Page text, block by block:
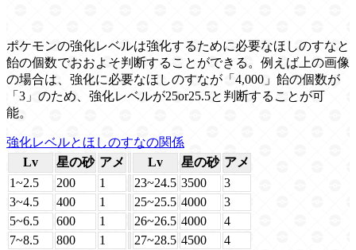
ポケモンの強化レベルは強化するために必要なほしのすなと
飴の個数でおおよそ判断することができる。例えば上の画像
の場合は、強化に必要なほしのすなが「4,000」飴の個数が
「3」のため、強化レベルが25or25.5と判断することが可
能。
強化レベルとほしのすなの関係
Lv
星の砂 アメ Lv 星の砂 アメ
1~2.5
200 1 23~24.5 3500
3
3~4.5
400 1 25~25.5 4000
3
5~6.5
600 1 26~26.5 4000
4
7~8.5
800 1 27~28.5 4500
4